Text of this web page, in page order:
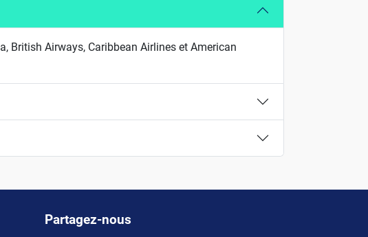
British Airways, Caribbean Airlines et American
Partagez-nous